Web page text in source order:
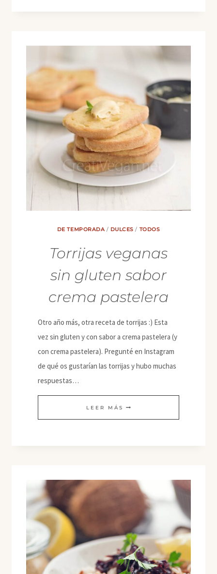
DE TEMPORADA / DULCES / TODOS
Torrijas veganas
sin gluten sabor
crema pastelera
Otro año más, otra receta de torrijas :) Esta
vez sin gluten y con sabor a crema pastelera (y
con crema pastelera). Pregunté en Instagram
de qué os gustarían las torrijas y hubo muchas
respuestas…
LEER MÁS TORRIJAS
VEGANAS
CREMA
PASTELERA